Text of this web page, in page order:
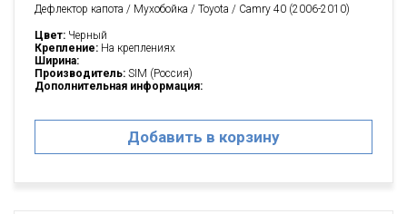
Дефлектор капота / Мухобойка / Toyota / Camry 40 (2006-2010)
Цвет: Черный
Крепление: На креплениях
Ширина:
Производитель: SIM (Россия)
Дополнительная информация:
Добавить в корзину